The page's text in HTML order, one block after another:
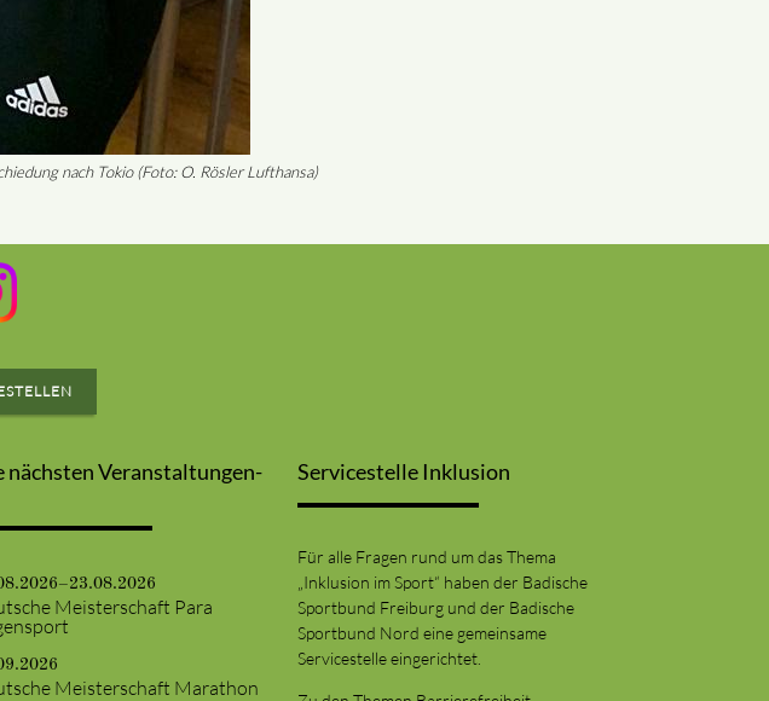
nach Tokio (Foto: O. Rösler Lufthansa)
nächsten Veranstaltungen-
Meisterschaft Para
Meisterschaft Marathon
Servicestelle Inklusion
Für alle Fragen rund um das Thema
„Inklusion im Sport“ haben der Badische
Sportbund Freiburg und der Badische
Sportbund Nord eine gemeinsame
Servicestelle eingerichtet.